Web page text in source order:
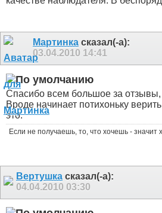
Мартинка сказал(-а):
03.04.2010 14:41
Спасибо всем большое за отзывы,
Вроде начинает потихоньку
это.
Если не получаешь, то, что хочешь - значит
Вертушка сказал(-а):
04.04.2010 03:30